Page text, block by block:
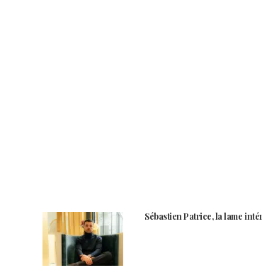
Sébastien Patrice, la lame